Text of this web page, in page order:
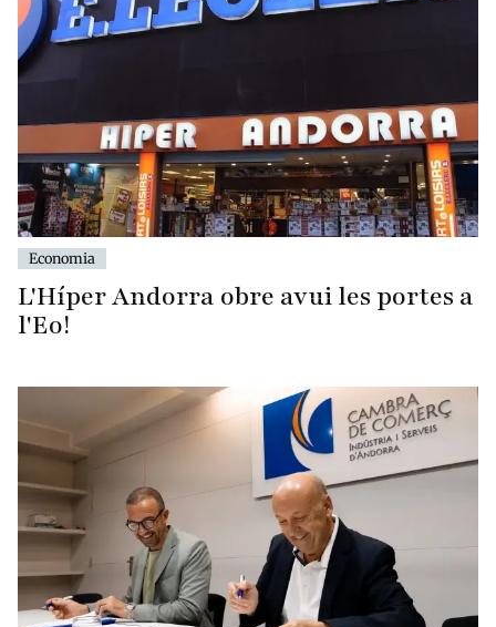
Economia
L'Híper Andorra obre avui les portes a
l'Eo!